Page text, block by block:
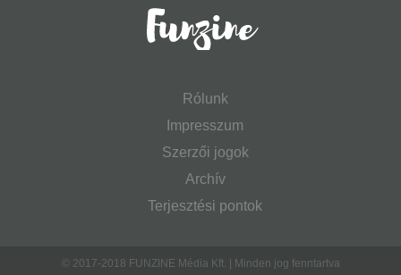
Rólunk
Impresszum
Szerzői jogok
Archív
Terjesztési pontok
© 2017-2018 FUNZINE Média Kft. | Minden jog fenntartva